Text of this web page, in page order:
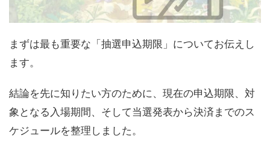
まずは最も重要な「抽選申込期限」についてお伝えし
ます。
結論を先に知りたい方のために、現在の申込期限、対
象となる入場期間、そして当選発表から決済までのス
ケジュールを整理しました。